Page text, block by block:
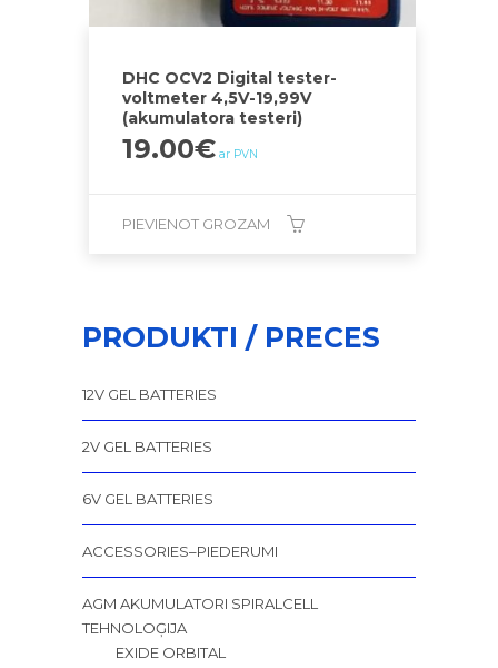
DHC OCV2 Digital tester-
voltmeter 4,5V-19,99V
(akumulatora testeri)
19.00€ ar PVN
PIEVIENOT GROZAM
PRODUKTI / PRECES
12V GEL BATTERIES
2V GEL BATTERIES
6V GEL BATTERIES
ACCESSORIES–PIEDERUMI
AGM AKUMULATORI SPIRALCELL
TEHNOLOĢIJA
EXIDE ORBITAL